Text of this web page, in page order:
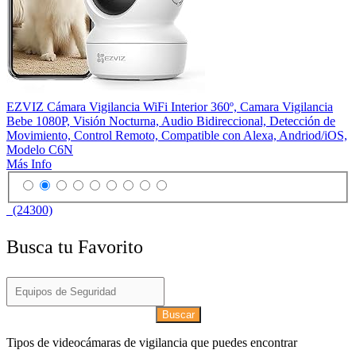
EZVIZ Cámara Vigilancia WiFi Interior 360º, Camara Vigilancia
Bebe 1080P, Visión Nocturna, Audio Bidireccional, Detección de
Movimiento, Control Remoto, Compatible con Alexa, Andriod/iOS,
Modelo C6N
Más Info
(24300)
Busca tu Favorito
Buscar
Tipos de videocámaras de vigilancia que puedes encontrar